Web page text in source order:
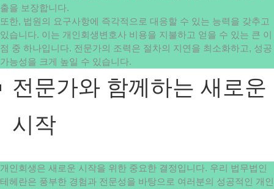
출을 보장합니다.
또한, 법원의 요구사항에 즉각적으로 대응할 수 있는 능력을 갖추고
있습니다. 이는 개인회생변호사 비용을 지불하고 얻을 수 있는 큰 이
점 중 하나입니다. 전문가의 조력은 절차의 지연을 최소화하고, 성공
가능성을 크게 높일 수 있습니다.
전문가와 함께하는 새로운
시작
개인회생은 새로운 시작을 위한 중요한 결정입니다. 우리 법무법인
테헤란은 풍부한 경험과 전문성을 바탕으로 여러분의 성공적인 개인